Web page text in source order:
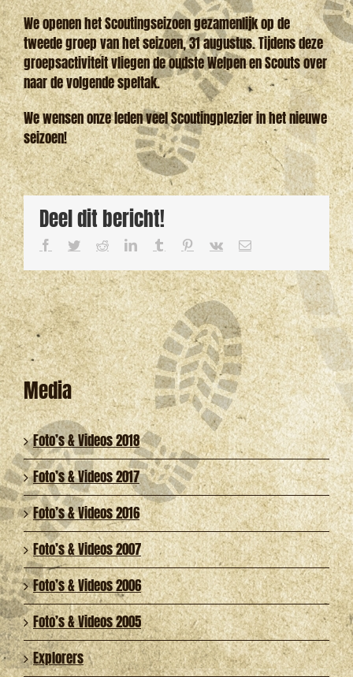
We openen het Scoutingseizoen gezamenlijk op de
tweede groep van het seizoen, 31 augustus. Tijdens deze
groepsactiviteit vliegen de oudste Welpen en Scouts over
naar de volgende speltak.
We wensen onze leden veel Scoutingplezier in het nieuwe
seizoen!
Deel dit bericht!
Facebook
TwitterRedditLinkedInTumblr Pinterest
Vk
E-
Media
Foto’s & Videos 2018
Foto’s & Videos 2017
Foto’s & Videos 2016
Foto’s & Videos 2007
Foto’s & Videos 2006
Foto’s & Videos 2005
Explorers